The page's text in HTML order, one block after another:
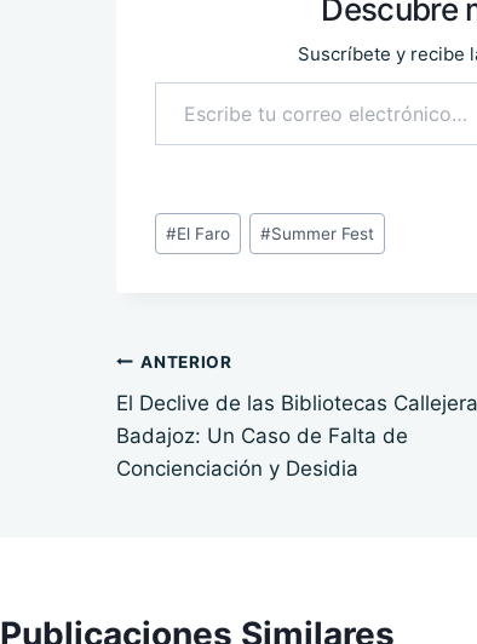
Descubre
Suscríbete y recibe
Escribe tu correo electrónico…
Etiquetas
de
#El Faro #Summer Fest
Navegación
de
entradas
ANTERIOR
El Declive de las Bibliotecas
Badajoz: Un Caso de Falta de
Concienciación y Desidia
Publicaciones Similares